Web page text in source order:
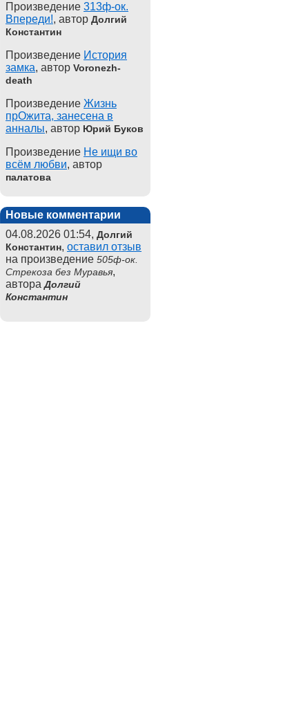
Произведение 313ф-ок.
Впереди!, автор Долгий
Константин
Произведение История
замка, автор Voronezh-
death
Произведение Жизнь
прОжита, занесена в
анналы, автор Юрий Буков
Произведение Не ищи во
всём любви, автор
палатова
Новые комментарии
04.08.2026 01:54, Долгий
Константин, оставил отзыв
на произведение 505ф-ок.
Стрекоза без Муравья,
автораДолгий
Константин